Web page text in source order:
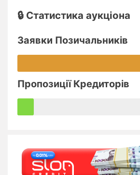
🔒 Статистика аукціона
Заявки Позичальників
Пропозиції Кредиторів